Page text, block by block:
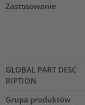
Zastosowanie
GLOBAL PART DESC
RIPTION
Grupa produktów